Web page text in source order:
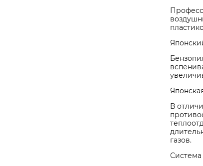
В
газов.
Система